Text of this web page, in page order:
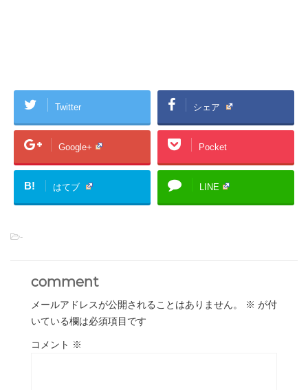
Twitter シェア
Google+ Pocket
B! はてブ LINE
-
comment
メールアドレスが公開されることはありません。 ※ が付
いている欄は必須項目です
コメント ※